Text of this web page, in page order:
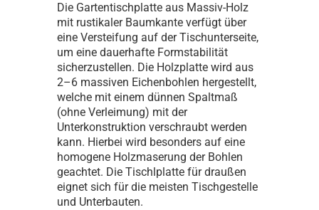
Die Gartentischplatte aus Massiv-Holz
mit rustikaler Baumkante verfügt über
eine Versteifung auf der Tischunterseite,
um eine dauerhafte Formstabilität
sicherzustellen. Die Holzplatte wird aus
2–6 massiven Eichenbohlen hergestellt,
welche mit einem dünnen Spaltmaß
(ohne Verleimung) mit der
Unterkonstruktion verschraubt werden
kann. Hierbei wird besonders auf eine
homogene Holzmaserung der Bohlen
geachtet. Die Tischlplatte für draußen
eignet sich für die meisten Tischgestelle
und Unterbauten.